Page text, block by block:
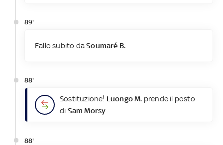
89'
Fallo subito daSoumaré B.
88'
Sostituzione! Luongo M. prende il posto
di Sam Morsy
88'